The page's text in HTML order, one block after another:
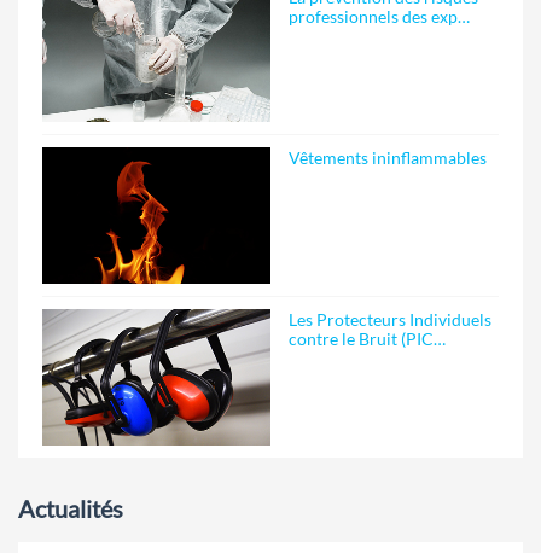
professionnels des exp…
Vêtements ininflammables
Les Protecteurs Individuels
contre le Bruit (PIC…
Actualités